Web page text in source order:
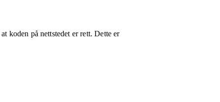
koden på nettstedet er rett. Dette er